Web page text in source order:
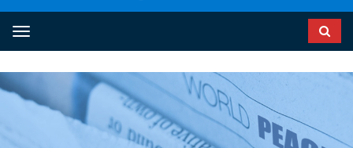
Toggle navigation